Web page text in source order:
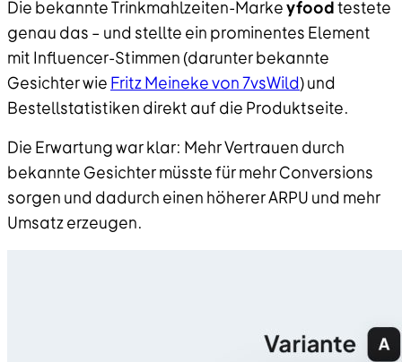
Die bekannte Trinkmahlzeiten-Markeyfoodtestete
genau das – und stellte ein prominentes Element
mit Influencer-Stimmen (darunter bekannte
Gesichter wie Fritz Meineke von 7vsWild) und
Bestellstatistiken direkt auf die Produktseite.
Die Erwartung war klar: Mehr Vertrauen durch
bekannte Gesichter müsste für mehr Conversions
sorgen und dadurch einen höherer ARPU und mehr
Umsatz erzeugen.